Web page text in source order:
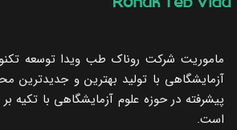
ماموریت شرکت روناک طب ویدا توسعه
آزمایشگاهی با تولید بهترین و جدیدترین
پیشرفته در حوزه علوم آزمایشگاهی با تکیه
است.